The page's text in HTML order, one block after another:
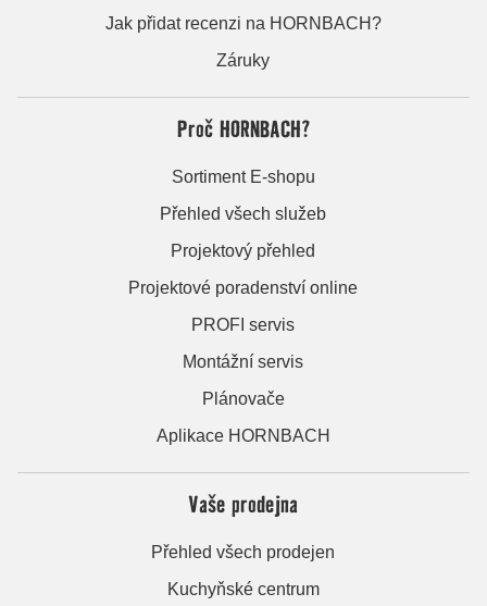
Jak přidat recenzi na HORNBACH?
Záruky
Proč HORNBACH?
Sortiment E-shopu
Přehled všech služeb
Projektový přehled
Projektové poradenství online
PROFI servis
Montážní servis
Plánovače
Aplikace HORNBACH
Vaše prodejna
Přehled všech prodejen
Kuchyňské centrum